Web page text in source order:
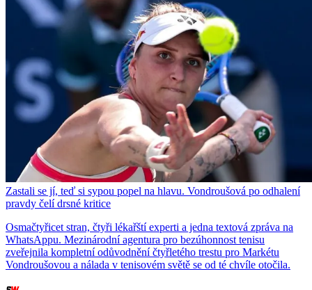
Zastali se jí, teď si sypou popel na hlavu. Vondroušová po odhalení
pravdy čelí drsné kritice
Osmačtyřicet stran, čtyři lékařští experti a jedna textová zpráva na
WhatsAppu. Mezinárodní agentura pro bezúhonnost tenisu
zveřejnila kompletní odůvodnění čtyřletého trestu pro Markétu
Vondroušovou a nálada v tenisovém světě se od té chvíle otočila.